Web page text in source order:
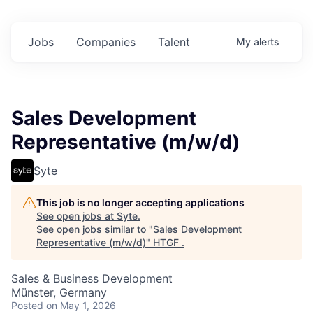
Jobs Companies Talent My alerts
Sales Development
Representative (m/w/d)
Syte
This job is no longer accepting applications
See open jobs at Syte.
See open jobs similar to "Sales Development
Representative (m/w/d)" HTGF .
Sales & Business Development
Münster, Germany
Posted on May 1, 2026